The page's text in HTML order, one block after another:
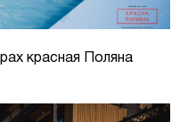
красная Поляна